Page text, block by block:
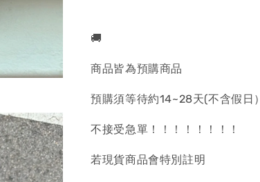
🚚
商品皆為預購商品
預購須等待約14~28天(不含假日）
不接受急單！！！！！！！！
若現貨商品會特別註明